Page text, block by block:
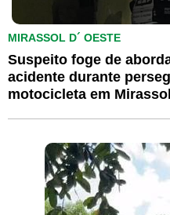
MIRASSOL D´ OESTE
Suspeito foge de
acidente durante
motocicleta em